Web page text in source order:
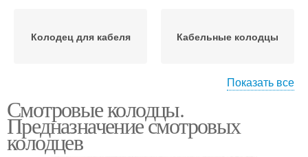
Колодец для кабеля Кабельные колодцы
Колодцы из пластика
Показать все
Смотровые колодцы.
Предназначение смотровых
колодцев